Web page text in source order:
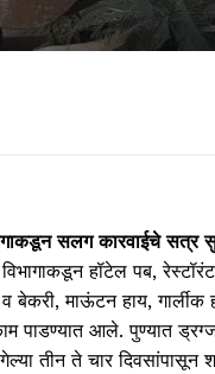
सलग कारवाईचे
विभागाकडून हॉटेल पब,
व बेकरी, माऊंटन हाय,
आले. पुण्यात ड्रग्ज
तीन ते चार दिवसांपासून